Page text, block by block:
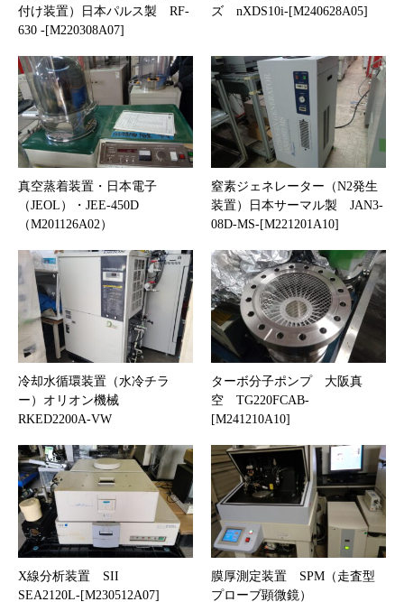
付け装置）日本パルス製 RF-
630 -[M220308A07]
ズ nXDS10i-[M240628A05]
真空蒸着装置・日本電子
（JEOL）・JEE-450D
（M201126A02）
窒素ジェネレーター（N2発生
装置）日本サーマル製 JAN3-
08D-MS-[M221201A10]
冷却水循環装置（水冷チラ
ー）オリオン機械
RKED2200A-VW
ターボ分子ポンプ 大阪真
空 TG220FCAB-
[M241210A10]
X線分析装置 SII
SEA2120L-[M230512A07]
膜厚測定装置 SPM（走査型
プローブ顕微鏡）